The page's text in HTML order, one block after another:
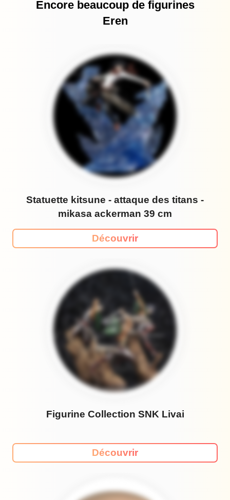
Encore beaucoup de figurines
Eren
Statuette kitsune - attaque des titans -
mikasa ackerman 39 cm
Découvrir
Figurine Collection SNK Livai
Découvrir